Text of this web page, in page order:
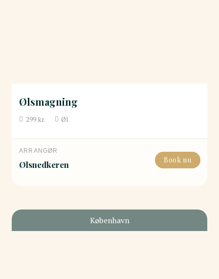
Ølsmagning
299kr. Øl
ARRANGØR
Ølsnedkeren Book nu
København